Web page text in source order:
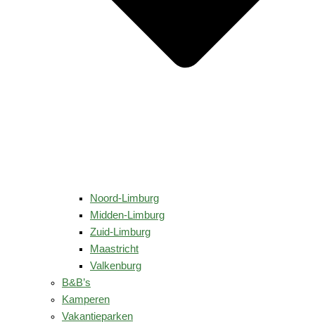
Noord-Limburg
Midden-Limburg
Zuid-Limburg
Maastricht
Valkenburg
B&B’s
Kamperen
Vakantieparken